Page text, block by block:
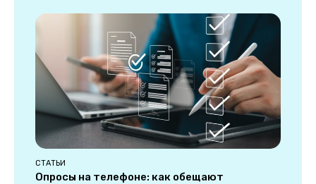
СТАТЬИ
Опросы на телефоне: как обещают